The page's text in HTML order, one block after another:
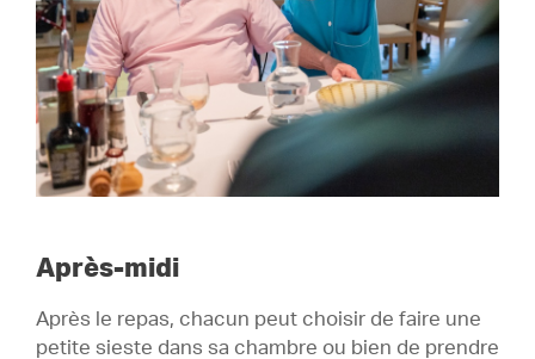
Après-midi
Après le repas, chacun peut choisir de faire une
petite sieste dans sa chambre ou bien de prendre